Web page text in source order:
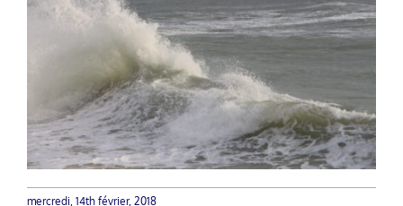
mercredi, 14th février, 2018